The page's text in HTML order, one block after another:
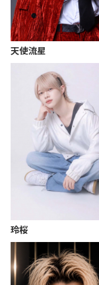
天使流星
玲桜